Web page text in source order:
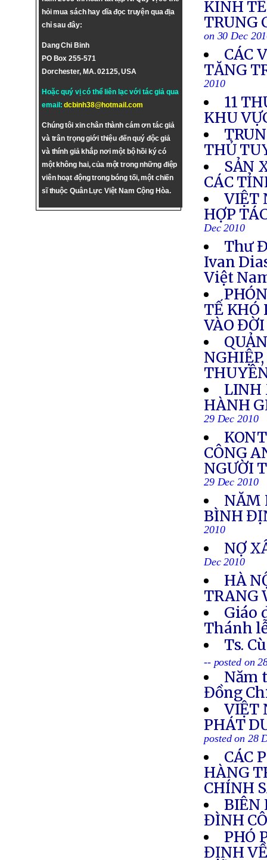
hỏi mua sách hay dĩa đọc truyện qua địa
chỉ sau đây:
Dang Chi Binh
PO Box 255-571
Dorchester, MA. 02125, USA
Hoặc quý vị có thể liên lạc với tác giả qua
email:dcbinh38@hotmail.com
Chúng tôi xin chân thành cám ơn tác giả
và trân trọng giới thiệu đến quý độc giả
và thính giả khắp nơi một bộ hồi ký có
một không hai, của một trong những điệp
viên hoạt động trong bóng tối, một chiến
sĩ thuộc Quân Lực Việt Nam Cộng Hòa.
KINH
TRUNG
on 30 Dec
CÁC
TĂNG
2010
11
KHU
THỦ
SẢN
CÁC
VIỆT
HỢP
Dec 2010
Thư
Ivan
Việt
TẾ KHÓ
VÀO
LINH
HÀNH
29 Dec 2010
CÔNG
NGƯỜI
29 Dec 2010
NĂM
BÌNH
2010
NỢ
Dec 2010
HÀ
TRANG
Giáo
Thánh
Ts.
-- posted on
Năm
Đồng
VIỆT
PHÁT
posted on 28
CÁC
HÀNG
CHÍNH
BIÊN
ĐÌNH
PHÓ
ĐỊNH